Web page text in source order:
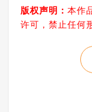
版权声明： 本作
许可，禁止任何